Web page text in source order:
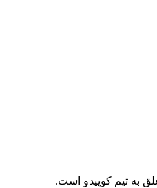
به تیم کوپیدو است.